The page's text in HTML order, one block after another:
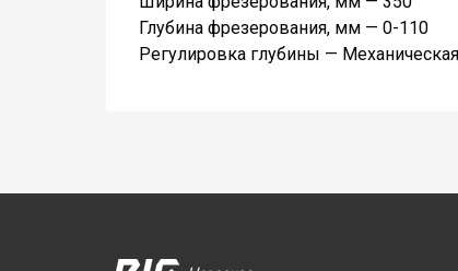
Глубина фрезерования, мм — 0-110
Регулировка глубины — Механическая